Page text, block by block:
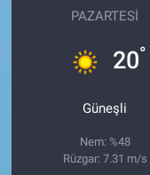
PAZARTESI
20°
Güneşli
Nem: %48
Rüzgar: 7.31 m/s